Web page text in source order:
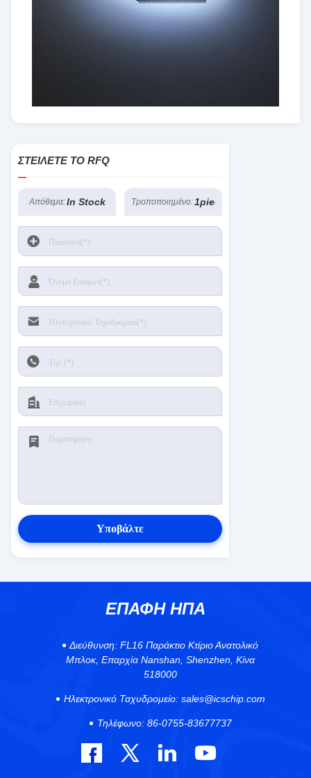
ΣΤΕΊΛΕΤΕ ΤΟ RFQ
Απόθεμα:In Stock Τροποποιημένο:1pieces
Υποβάλτε
ΕΠΑΦΉ ΗΠΑ
Διεύθυνση: FL16 Παράκτιο Κτίριο Ανατολικό
Μπλοκ, Επαρχία Nanshan, Shenzhen, Κίνα
518000
Ηλεκτρονικό Ταχυδρομείο:sales@icschip.com
Τηλέφωνο:86-0755-83677737